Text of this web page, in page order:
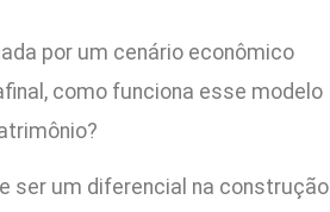
por um cenário econômico
como funciona esse modelo
ser um diferencial na construção